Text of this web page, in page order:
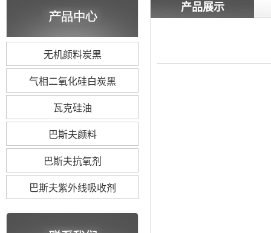
无机颜料炭黑
气相二氧化硅白炭黑
瓦克硅油
巴斯夫颜料
巴斯夫抗氧剂
巴斯夫紫外线吸收剂
产品展示